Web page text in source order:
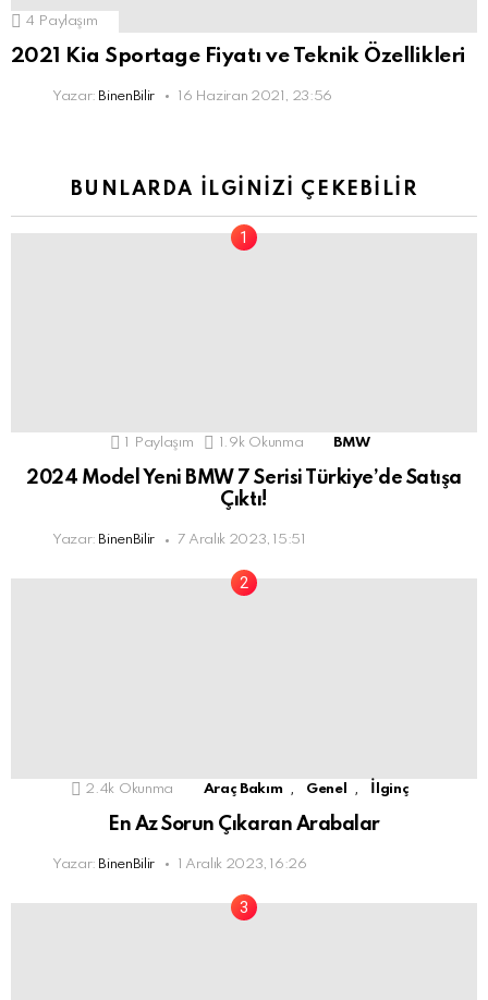
4 Paylaşım
2021 Kia Sportage Fiyatı ve Teknik Özellikleri
Yazar: BinenBilir 16 Haziran 2021, 23:56
BUNLARDA İLGINIZI ÇEKEBILIR
Paylaşım 1.9k Okunma BMW
2024 Model Yeni BMW 7 Serisi Türkiye’de Satışa
Çıktı!
Yazar: BinenBilir 7 Aralık 2023, 15:51
2.4k Okunma Araç Bakım , Genel , İlginç
En Az Sorun Çıkaran Arabalar
Yazar: BinenBilir 1 Aralık 2023, 16:26